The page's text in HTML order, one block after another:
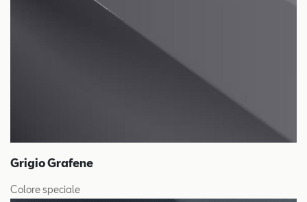
Grigio Grafene
Colore speciale